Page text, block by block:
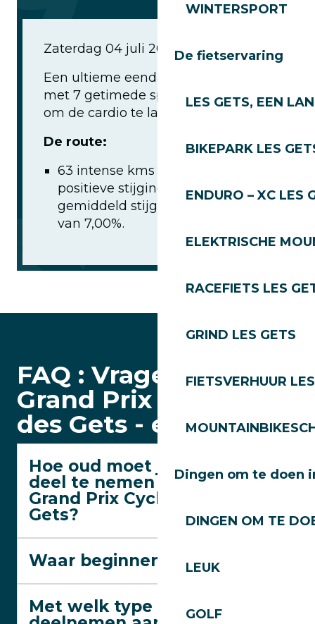
WINTERSPORT
De fietservaring
LES GETS, EEN
BIKEPARK LES
ENDURO – XC LES
ELEKTRISCHE
RACEFIETS LES
GRIND LES GETS
FIETSVERHUUR
Dingen om te doen
DINGEN OM TE
LEUK
GOLF
Les Grimpées of Le Petit Braquet
Zaterdag 04 juli 2026
Een ultieme eendaagse uitdaging
met 7 getimede speciale etappes
om de cardio te laten pompen!
De route:
63 intense kms met 2180m
positieve stijging (D+) en een
gemiddeld stijgingspercentage
van 7,00%.
FAQ : Vragen over de
Grand Prix Cycliste
des Gets - editie 2026
Hoe oud moet je zijn om
deel te nemen aan de
Grand Prix Cycliste des
Gets?
Waar beginnen de races?
Met welk type fiets kan ik